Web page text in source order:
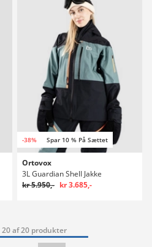
-38% Spar 10 % På Sættet
Ortovox
3L Guardian Shell Jakke
kr 5.950,- kr 3.685,-
af 20 produkter